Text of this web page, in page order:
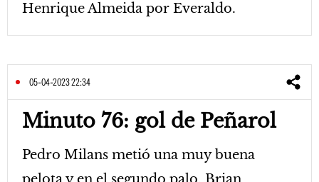
Henrique Almeida por Everaldo.
05-04-2023 22:34
Minuto 76: gol de Peñarol
Pedro Milans metió una muy buena